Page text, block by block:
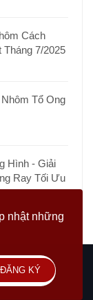
Cách
7/2025
Tổ Ong
Hình - Giải
Ray Tối Ưu
nhật những
ĐĂNG KÝ